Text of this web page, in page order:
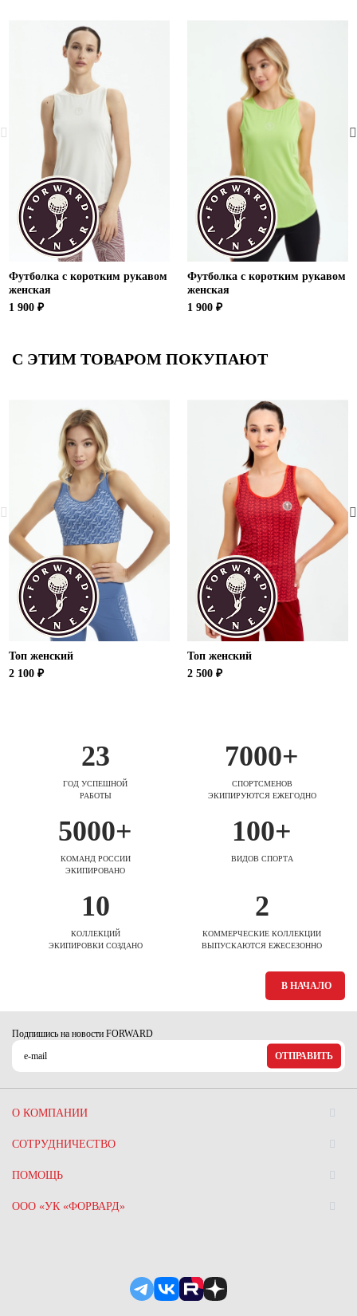
Футболка с коротким рукавом
женская
1 900 ₽
Футболка с коротким рукавом
женская
1 900 ₽
С ЭТИМ ТОВАРОМ ПОКУПАЮТ
Топ женский
2 100 ₽
Топ женский
2 500 ₽
23
ГОД УСПЕШНОЙ
РАБОТЫ
7000+
СПОРТСМЕНОВ
ЭКИПИРУЮТСЯ ЕЖЕГОДНО
5000+
КОМАНД РОССИИ
ЭКИПИРОВАНО
100+
ВИДОВ СПОРТА
10
КОЛЛЕКЦИЙ
ЭКИПИРОВКИ СОЗДАНО
2
КОММЕРЧЕСКИЕ КОЛЛЕКЦИИ
ВЫПУСКАЮТСЯ ЕЖЕСЕЗОННО
В НАЧАЛО
Подпишись на новости FORWARD
ОТПРАВИТЬ
О КОМПАНИИ
СОТРУДНИЧЕСТВО
ПОМОЩЬ
ООО «УК «ФОРВАРД»